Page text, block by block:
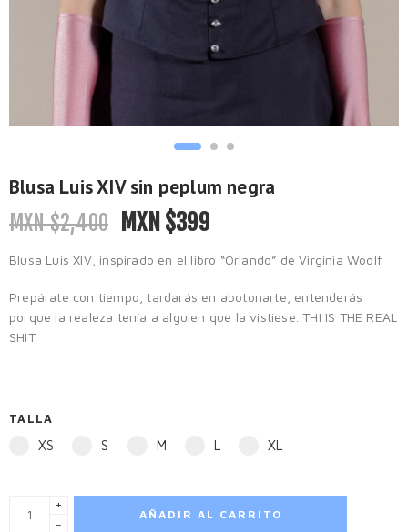
Blusa Luis XIV sin peplum negra
MXN $2,400 MXN $399
Blusa Luis XIV, inspirado en el libro “Orlando” de Virginia Woolf.
Prepárate con tiempo, tardarás en abotonarte, entenderás
porque la realeza tenía a alguien que la vistiese. THI IS THE REAL
SHIT.
TALLA
XS S M L XL
+
−
AÑADIR AL CARRITO